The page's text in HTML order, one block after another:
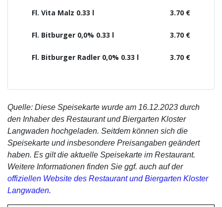
3.70 €
Fl. Vita Malz 0.33 l
3.70 €
Fl. Bitburger 0,0% 0.33 l
3.70 €
Fl. Bitburger Radler 0,0% 0.33 l
Quelle: Diese Speisekarte wurde am 16.12.2023 durch
den Inhaber des Restaurant und Biergarten Kloster
Langwaden hochgeladen. Seitdem können sich die
Speisekarte und insbesondere Preisangaben geändert
haben. Es gilt die aktuelle Speisekarte im Restaurant.
Weitere Informationen finden Sie ggf. auch auf der
offiziellen Website des Restaurant und Biergarten Kloster
Langwaden.